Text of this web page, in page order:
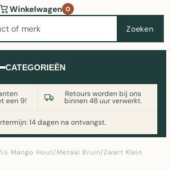
Zoeken
Winkelwagen 0
CATEGORIEËN
een 9!
Retours worden bij ons
binnen 48 uur verwerkt.
14 dagen na ontvangst.
nodig? Vergelijk alle prijzen op
Witgoedaanbod.nl
Mango Hout/Metaal Bruin/Zwart Klein